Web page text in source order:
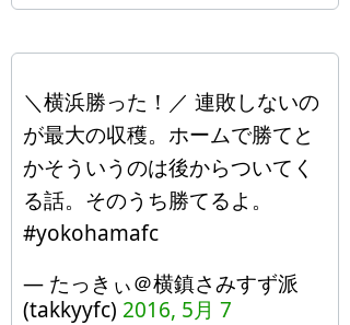
＼横浜勝った！／ 連敗しないの
が最大の収穫。ホームで勝てと
かそういうのは後からついてく
る話。そのうち勝てるよ。
#yokohamafc
— たっきぃ＠横鎮さみすず派
(takkyyfc) 2016, 5月 7